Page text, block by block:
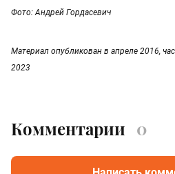
Фото: Андрей Гордасевич
Материал опубликован в апреле 2016,
2023
Комментарии 0